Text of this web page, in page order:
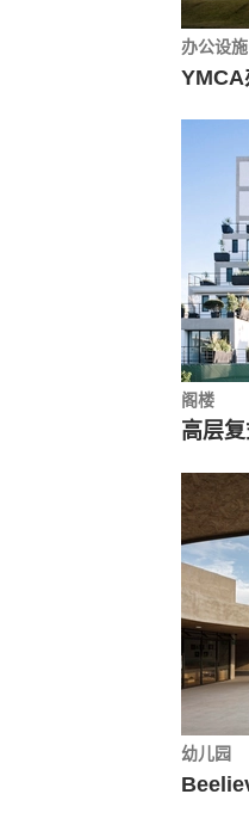
办公设施
阁楼
幼儿园